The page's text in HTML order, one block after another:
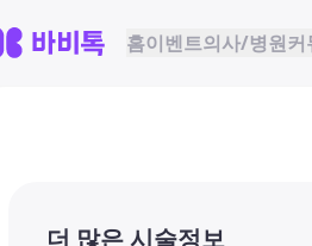
홈이벤트의사/병원커
더 많은 시술정보